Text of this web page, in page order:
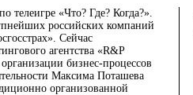
теле­игре «Что? Где? Когда?».
российских компаний
Сейчас
агентства «R&P
бизнес-процессов
Максима Поташева
организованной